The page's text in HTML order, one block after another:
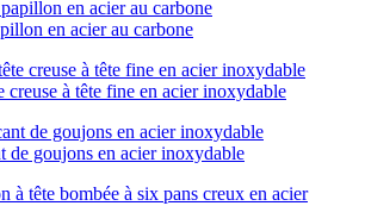
en acier au carbone
creuse à tête fine en acier inoxydable
de goujons en acier inoxydable